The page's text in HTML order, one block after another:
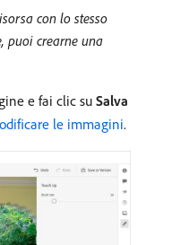
con lo stesso
puoi crearne una
e fai clic su Salva
le immagini.